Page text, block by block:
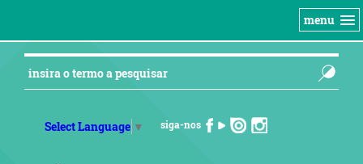
menu
Select Language ▼ siga-nos